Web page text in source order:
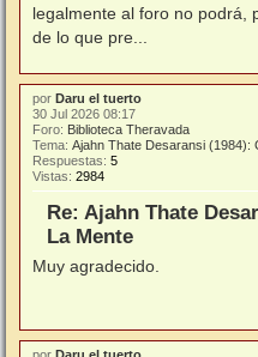
legalmente al foro no podrá,
de lo que pre...
por Daru el tuerto
30 Jul 2026 08:17
Foro: Biblioteca Theravada
Tema: Ajahn Thate Desaransi (1984):
Respuestas: 5
Vistas: 2984
Re: Ajahn Thate
La Mente
Muy agradecido.